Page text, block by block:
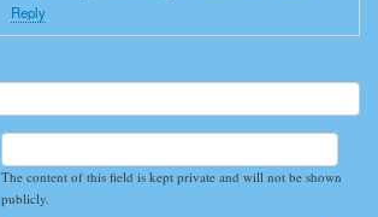
Reply
The content of this field is kept private and will not be shown
publicly.